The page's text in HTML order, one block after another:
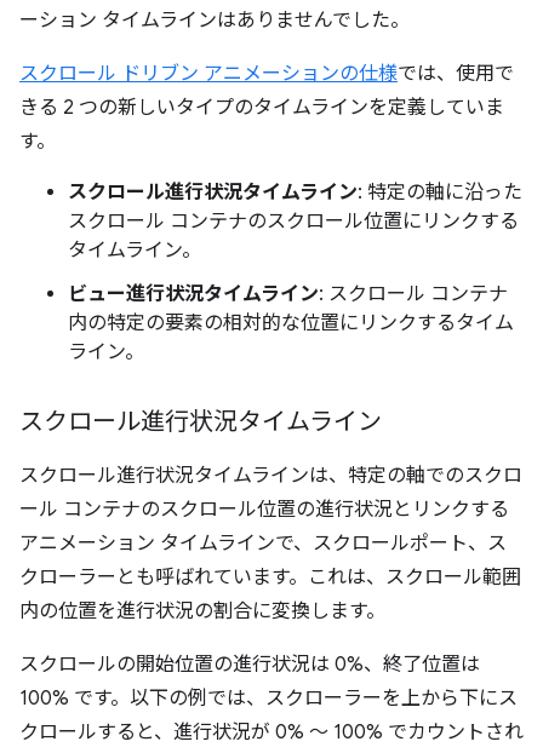
ーション タイムラインはありませんでした。
スクロール ドリブン アニメーションの仕様では、使用で
きる 2 つの新しいタイプのタイムラインを定義していま
す。
スクロール進行状況タイムライン: 特定の軸に沿った
スクロール コンテナのスクロール位置にリンクする
タイムライン。
ビュー進行状況タイムライン: スクロール コンテナ
内の特定の要素の相対的な位置にリンクするタイム
ライン。
スクロール進行状況タイムライン
スクロール進行状況タイムラインは、特定の軸でのスクロ
ール コンテナのスクロール位置の進行状況とリンクする
アニメーション タイムラインで、スクロールポート、ス
クローラーとも呼ばれています。
これは、スクロール範囲
内の位置を進行状況の割合に変換します。
スクロールの開始位置の進行状況は 0%、終了位置は
100% です。以下の例では、スクローラーを上から下にス
クロールすると、進行状況が 0% ～ 100% でカウントされ